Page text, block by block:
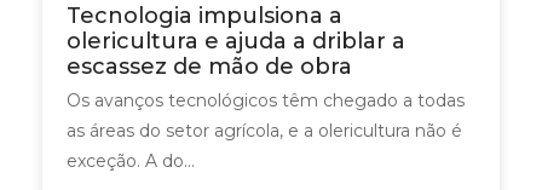
Tecnologia impulsiona a
olericultura e ajuda a driblar a
escassez de mão de obra
Os avanços tecnológicos têm chegado a todas
as áreas do setor agrícola, e a olericultura não é
exceção. A do...